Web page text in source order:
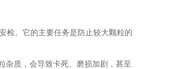
。它的主要任务是防止较大颗粒的
质，会导致卡死、磨损加剧，甚至